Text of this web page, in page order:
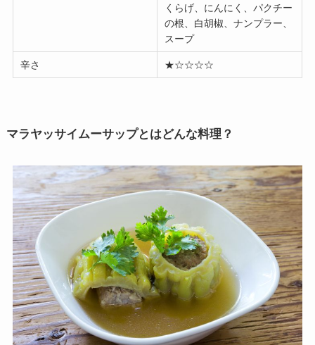
くらげ、にんにく、パクチー
の根、白胡椒、ナンプラー、
スープ
辛さ ★☆☆☆☆
マラヤッサイムーサップとはどんな料理？